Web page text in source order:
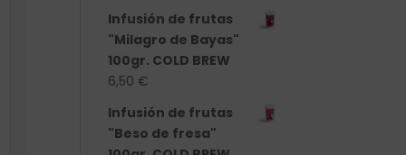
Infusión de frutas
"Milagro de Bayas"
100gr. COLD BREW
6,50 €
Infusión de frutas
"Beso de fresa"